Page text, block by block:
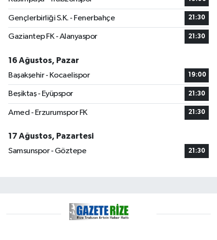
Gençlerbirliği S.K. - Fenerbahçe 21:30
Gaziantep FK - Alanyaspor 21:30
16 Ağustos, Pazar
Başakşehir - Kocaelispor
19:00
Beşiktaş - Eyüpspor 21:30
Amed - Erzurumspor FK 21:30
17 Ağustos, Pazartesi
Samsunspor - Göztepe
21:30